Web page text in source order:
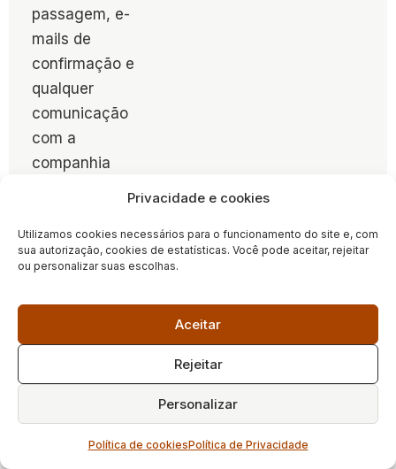
Privacidade e cookies
Utilizamos cookies necessários para o funcionamento do site e, com
sua autorização, cookies de estatísticas. Você pode aceitar, rejeitar
ou personalizar suas escolhas.
Aceitar
Rejeitar
Personalizar
Política de cookiesPolítica de Privacidade
passagem, e-
mails de
confirmação e
qualquer
comunicação
com a
companhia
seus direitos:
Familiarize-se
Resolução nº
Isso lhe dará